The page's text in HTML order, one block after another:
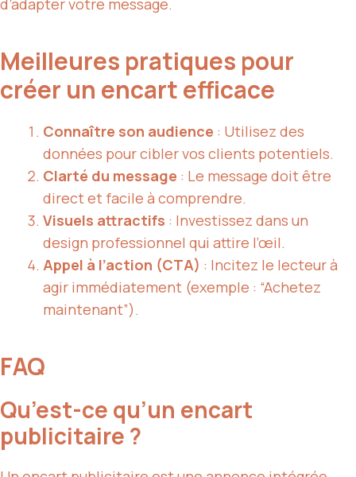
d’adapter votre message.
Meilleures pratiques pour
créer un encart efficace
Connaître son audience : Utilisez des
données pour cibler vos clients potentiels.
Clarté du message : Le message doit être
direct et facile à comprendre.
Visuels attractifs : Investissez dans un
design professionnel qui attire l’œil.
Appel à l’action (CTA) : Incitez le lecteur à
agir immédiatement (exemple : “Achetez
maintenant”).
FAQ
Qu’est-ce qu’un encart
publicitaire ?